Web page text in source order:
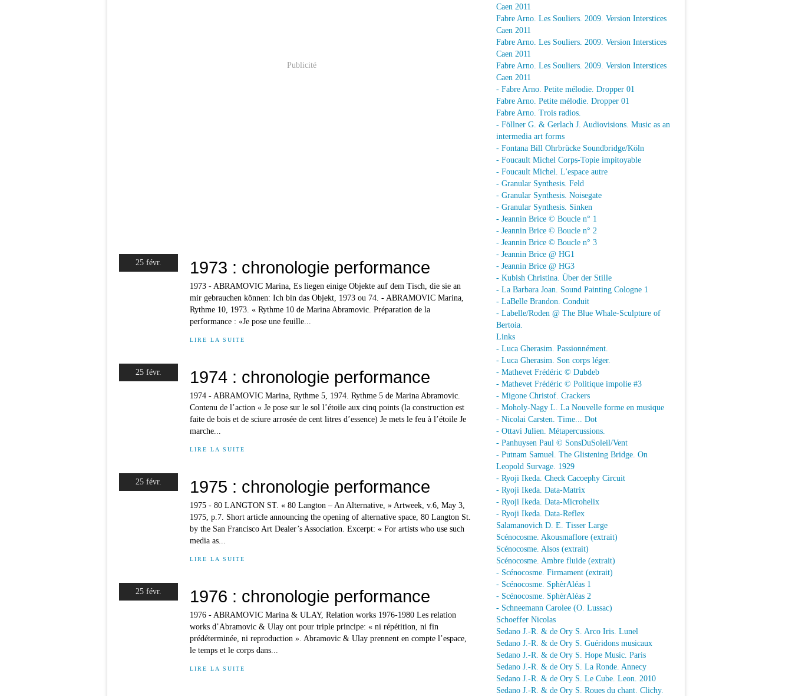
Publicité
25 févr. 1973 : chronologie performance
1973 - ABRAMOVIC Marina, Es liegen einige Objekte auf dem Tisch, die sie an
mir gebrauchen können: Ich bin das Objekt, 1973 ou 74. - ABRAMOVIC Marina,
Rythme 10, 1973. « Rythme 10 de Marina Abramovic. Préparation de la
performance : «Je pose une feuille...
LIRE LA SUITE
25 févr. 1974 : chronologie performance
1974 - ABRAMOVIC Marina, Rythme 5, 1974. Rythme 5 de Marina Abramovic.
Contenu de l’action « Je pose sur le sol l’étoile aux cinq points (la construction est
faite de bois et de sciure arrosée de cent litres d’essence) Je mets le feu à l’étoile Je
marche...
LIRE LA SUITE
25 févr. 1975 : chronologie performance
1975 - 80 LANGTON ST. « 80 Langton – An Alternative, » Artweek, v.6, May 3,
1975, p.7. Short article announcing the opening of alternative space, 80 Langton St.
by the San Francisco Art Dealer’s Association. Excerpt: « For artists who use such
media as...
LIRE LA SUITE
25 févr. 1976 : chronologie performance
1976 - ABRAMOVIC Marina & ULAY, Relation works 1976-1980 Les relation
works d’Abramovic & Ulay ont pour triple principe: « ni répétition, ni fin
prédéterminée, ni reproduction ». Abramovic & Ulay prennent en compte l’espace,
le temps et le corps dans...
LIRE LA SUITE
Caen 2011
Fabre Arno. Les Souliers. 2009. Version Interstices
Caen 2011
Fabre Arno. Les Souliers. 2009. Version Interstices
Caen 2011
Fabre Arno. Les Souliers. 2009. Version Interstices
Caen 2011
- Fabre Arno. Petite mélodie. Dropper 01
Fabre Arno. Petite mélodie. Dropper 01
Fabre Arno. Trois radios.
- Föllner G. & Gerlach J. Audiovisions. Music as an
intermedia art forms
- Fontana Bill Ohrbrücke Soundbridge/Köln
- Foucault Michel Corps-Topie impitoyable
- Foucault Michel. L'espace autre
- Granular Synthesis. Feld
- Granular Synthesis. Noisegate
- Granular Synthesis. Sinken
- Jeannin Brice © Boucle n° 1
- Jeannin Brice © Boucle n° 2
- Jeannin Brice © Boucle n° 3
- Jeannin Brice @ HG1
- Jeannin Brice @ HG3
- Kubish Christina. Über der Stille
- La Barbara Joan. Sound Painting Cologne 1
- LaBelle Brandon. Conduit
- Labelle/Roden @ The Blue Whale-Sculpture of
Bertoia.
Links
- Luca Gherasim. Passionnément.
- Luca Gherasim. Son corps léger.
- Mathevet Frédéric © Dubdeb
- Mathevet Frédéric © Politique impolie #3
- Migone Christof. Crackers
- Moholy-Nagy L. La Nouvelle forme en musique
- Nicolai Carsten. Time... Dot
- Ottavi Julien. Métapercussions.
- Panhuysen Paul © SonsDuSoleil/Vent
- Putnam Samuel. The Glistening Bridge. On
Leopold Survage. 1929
- Ryoji Ikeda. Check Cacoephy Circuit
- Ryoji Ikeda. Data-Matrix
- Ryoji Ikeda. Data-Microhelix
- Ryoji Ikeda. Data-Reflex
Salamanovich D. E. Tisser Large
Scénocosme. Akousmaflore (extrait)
Scénocosme. Alsos (extrait)
Scénocosme. Ambre fluide (extrait)
- Scénocosme. Firmament (extrait)
- Scénocosme. SphèrAléas 1
- Scénocosme. SphèrAléas 2
- Schneemann Carolee (O. Lussac)
Schoeffer Nicolas
Sedano J.-R. & de Ory S. Arco Iris. Lunel
Sedano J.-R. & de Ory S. Guéridons musicaux
Sedano J.-R. & de Ory S. Hope Music. Paris
Sedano J.-R. & de Ory S. La Ronde. Annecy
Sedano J.-R. & de Ory S. Le Cube. Leon. 2010
Sedano J.-R. & de Ory S. Roues du chant. Clichy.